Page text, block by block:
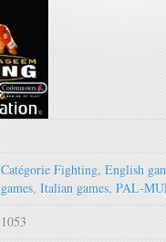
Catégorie Fighting, English
games, Italian games, PAL-
1053